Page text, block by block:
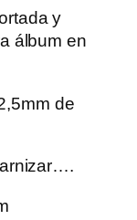
y
álbum en
de